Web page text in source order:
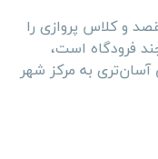
و کلاس پروازی را
فرودگاه است،
به مرکز شهر